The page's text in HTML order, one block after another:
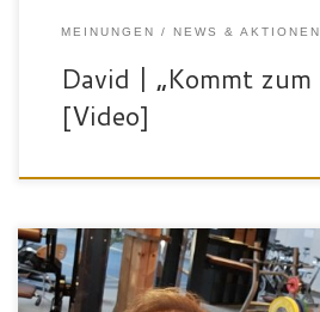
MEINUNGEN NEWS & AKTIONEN
David | „Kommt
[Video]